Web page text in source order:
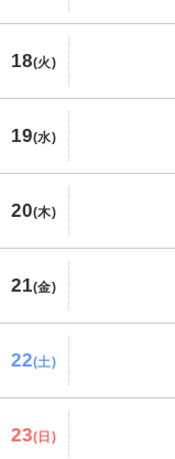
18(火)
19(水)
20(木)
21(金)
22(土)
23(日)